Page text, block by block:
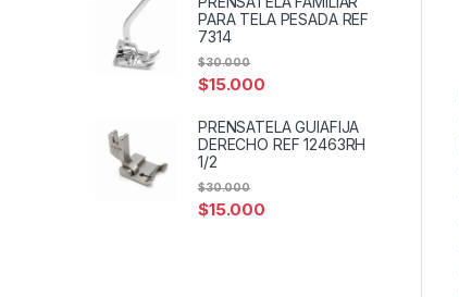
PARA TELA PESADA REF
7314
$15.000
$30.000
PRENSATELA GUIAFIJA
DERECHO REF 12463RH
1/2
$15.000
$30.000